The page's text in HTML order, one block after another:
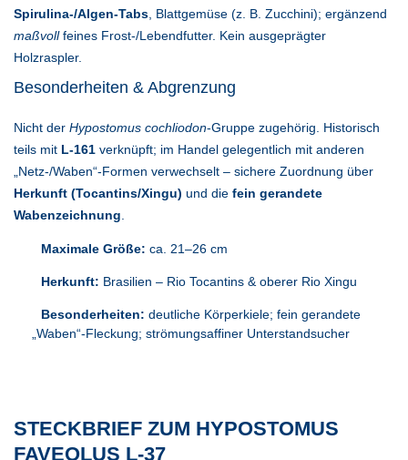
Spirulina-/Algen-Tabs , Blattgemüse (z. B. Zucchini); ergänzend
maßvollfeines Frost-/Lebendfutter. Kein ausgeprägter
Holzraspler.
Besonderheiten & Abgrenzung
Nicht der Hypostomus cochliodon-Gruppe zugehörig. Historisch
teils mit L-161 verknüpft; im Handel gelegentlich mit anderen
„Netz-/Waben“-Formen verwechselt – sichere Zuordnung über
Herkunft (Tocantins/Xingu) und die fein gerandete
Wabenzeichnung
Maximale Größe: ca. 21–26 cm
Herkunft: Brasilien – Rio Tocantins & oberer Rio Xingu
Besonderheiten: deutliche Körperkiele; fein gerandete
„Waben“-Fleckung; strömungsaffiner Unterstandsucher
STECKBRIEF ZUM HYPOSTOMUS
FAVEOLUS L-37